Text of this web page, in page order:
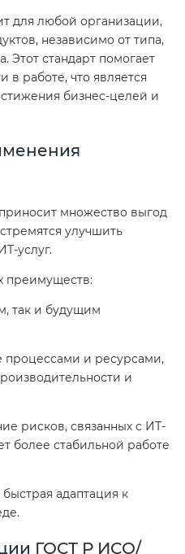
для любой организации,
независимо от типа,
Этот стандарт помогает
в работе, что является
бизнес-целей и
множество выгод
улучшить
услуг.
преимуществ:
так и будущим
процессами и ресурсами,
и
рисков, связанных с ИТ-
более стабильной работе
адаптация к
ГОСТ Р ИСО/